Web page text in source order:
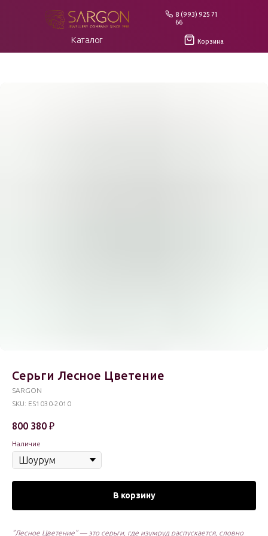
8 (993) 925 71
66
Корзина
Каталог
Серьги Лесное Цветение
SARGON
SKU: ES1030-2010
800 380 ₽
Наличие
В корзину
"Лесное Цветение" — это серьги, где изумруд распускается, словно